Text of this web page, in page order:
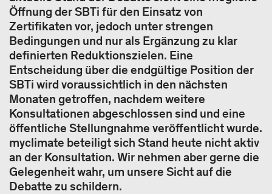
Öffnung der SBTi für den Einsatz von
Zertifikaten vor, jedoch unter strengen
Bedingungen und nur als Ergänzung zu klar
definierten Reduktionszielen. Eine
Entscheidung über die endgültige Position der
SBTi wird voraussichtlich in den nächsten
Monaten getroffen, nachdem weitere
Konsultationen abgeschlossen sind und eine
öffentliche Stellungnahme veröffentlicht wurde.
myclimate beteiligt sich Stand heute nicht aktiv
an der Konsultation. Wir nehmen aber gerne die
Gelegenheit wahr, um unsere Sicht auf die
Debatte zu schildern.